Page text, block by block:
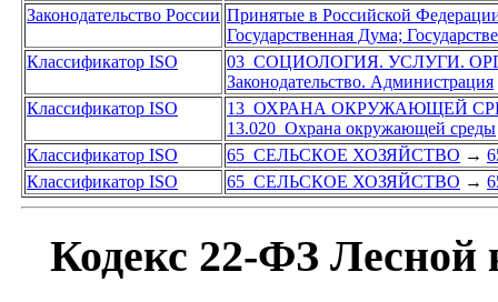
Законодательство России Принятые в Российской
Государственная Дума;
Классификатор ISO
03 СОЦИОЛОГИЯ. УСЛУГИ.
Законодательство. Администрация
Классификатор ISO
13 ОХРАНА ОКРУЖАЮЩЕЙ
13.020 Охрана окружающей среды
Классификатор ISO
65 СЕЛЬСКОЕ ХОЗЯЙСТВО →
Классификатор ISO
65 СЕЛЬСКОЕ ХОЗЯЙСТВО →
Кодекс 22-ФЗ Лесной